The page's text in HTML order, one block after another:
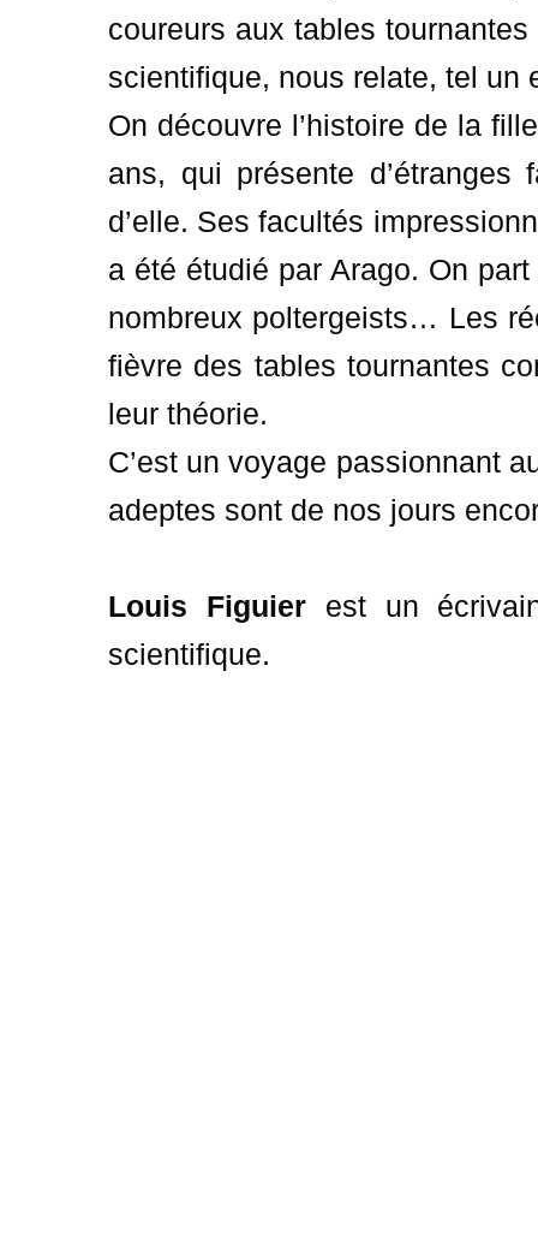
coureurs aux tables
scientifique, nous relate, tel un
On découvre l’histoire de la
ans, qui présente
d’elle. Ses facultés
a été étudié par Arago. On
nombreux poltergeists… Les
fièvre des tables tournantes
leur théorie.
C’est un voyage passionnant
adeptes sont de nos jours
Louis Figuierest un
scientifique.